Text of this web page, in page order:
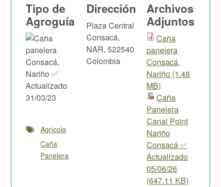
Tipo de
Agroguía
Agrícola
Caña
Panelera
Dirección
Plaza Central
Consacá,
NAR, 522540
Colombia
Archivos
Adjuntos
Caña
panelera
Consacá,
Nariño (1.48
MB)
Caña
Panelera
Canal Point
Nariño
Consacá ✅
Actualizado
05/06/26
(647.11 KB)